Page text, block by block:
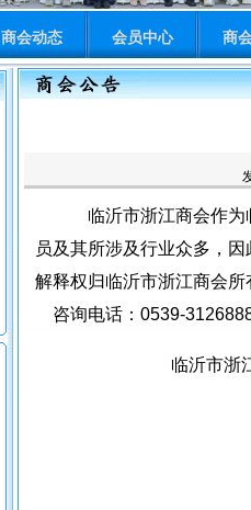
商会动态 会员中心 商
临沂市浙江商会作为
员及其所涉及行业众多，
解释权归临沂市浙江商会所
咨询电话：0539-
临沂市浙江商